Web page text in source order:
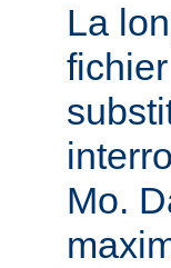
La
Mo.